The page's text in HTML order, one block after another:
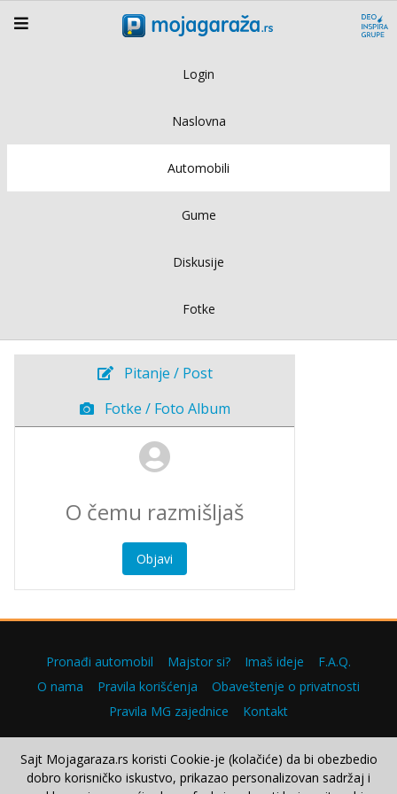
Login
Naslovna
Automobili
Gume
Diskusije
Fotke
Pitanje / Post
Fotke / Foto Album
Objavi
Pronađi automobil Majstor si? Imaš ideje
F.A.Q.
O nama
Pravila korišćenja
Obaveštenje o privatnosti
Pravila MG zajednice
Kontakt
Copyright © 2000–2026.
Sajt Mojagaraza.rs koristi Cookie-je (kolačiće) da bi obezbedio
dobro korisničko iskustvo, prikazao personalizovan sadržaj i